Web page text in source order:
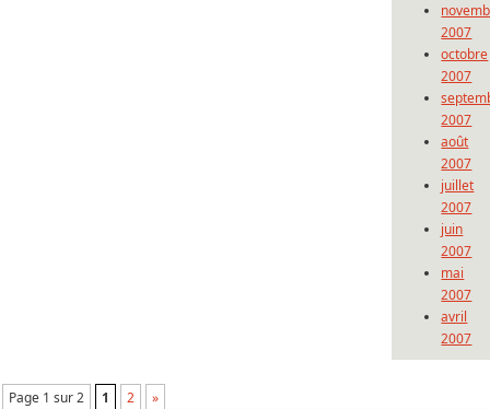
2007
octobre
2007
2007
août
2007
juillet
2007
juin
2007
mai
2007
avril
2007
Page 1 sur 2 1 2 »